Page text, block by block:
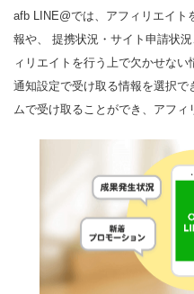
afb LINE@では、アフィリエイト
報や、 提携状況・サイト申請状
ィリエイトを行う上で欠かせない
通知設定で受け取る情報を選択で
ムで受け取ることができ、アフィ